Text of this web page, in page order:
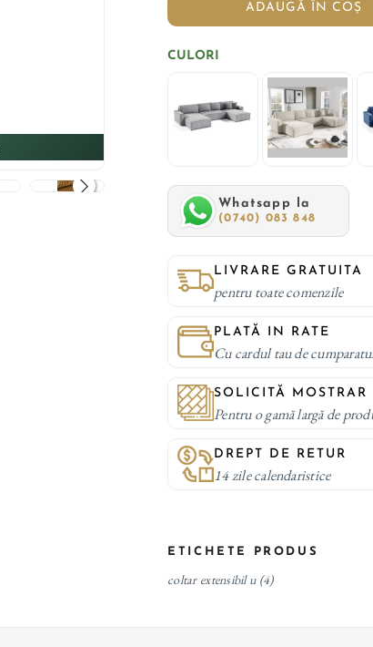
ADAUGĂ ÎN COȘ
CULORI
Whatsapp la
(0740) 083 848
LIVRARE GRATUITA
pentru toate comenzile
PLATĂ IN RATE
Cu cardul tau de
SOLICITĂ MOSTRAR
Pentru o gamă largă de
DREPT DE RETUR
14 zile calendaristice
ETICHETE PRODUS
coltar extensibil u (4)